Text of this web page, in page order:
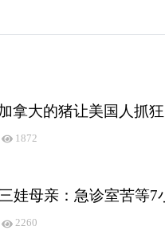
拿大的猪让美国人抓狂
1872
娃母亲：急诊室苦等7
2260